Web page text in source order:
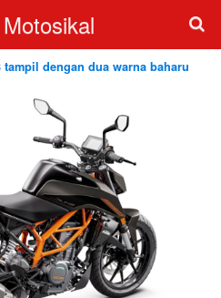
tampil dengan dua warna baharu